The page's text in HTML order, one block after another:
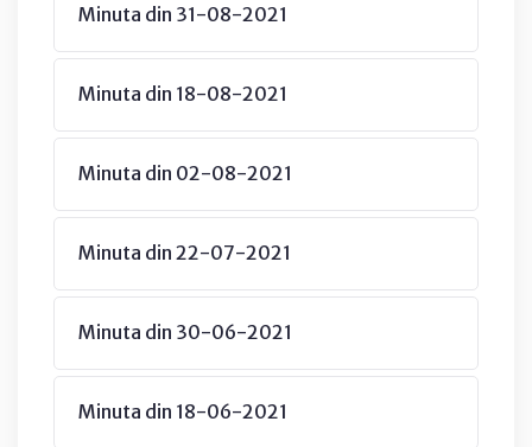
Minuta din 31-08-2021
Minuta din 18-08-2021
Minuta din 02-08-2021
Minuta din 22-07-2021
Minuta din 30-06-2021
Minuta din 18-06-2021